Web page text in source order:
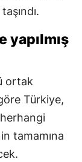
yapılmış
ortak
Türkiye,
tamamına